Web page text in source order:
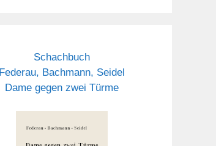
Schachbuch
Federau, Bachmann, Seidel
Dame gegen zwei Türme